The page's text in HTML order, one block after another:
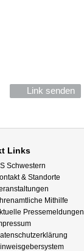
Link senden
Links
Schwestern
& Standorte
Mithilfe
Pressemeldungen